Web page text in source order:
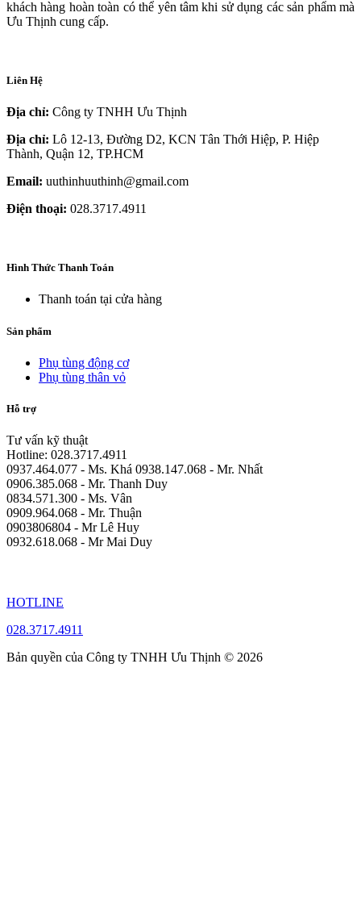
khách hàng hoàn toàn có thể yên tâm khi sử dụng các sản phẩm mà
Ưu Thịnh cung cấp.
Liên Hệ
Địa chỉ: Công ty TNHH Ưu Thịnh
Địa chỉ: Lô 12-13, Đường D2, KCN Tân Thới Hiệp, P. Hiệp
Thành, Quận 12, TP.HCM
Email: uuthinhuuthinh@gmail.com
Điện thoại: 028.3717.4911
Hình Thức Thanh Toán
Thanh toán tại cửa hàng
Sản phẩm
Phụ tùng động cơ
Phụ tùng thân vỏ
Hỗ trợ
Tư vấn kỹ thuật
Hotline: 028.3717.4911
0937.464.077 - Ms. Khá 0938.147.068 - Mr. Nhất
0906.385.068 - Mr. Thanh Duy
0834.571.300 - Ms. Vân
0909.964.068 - Mr. Thuận
0903806804 - Mr Lê Huy
0932.618.068 - Mr Mai Duy
HOTLINE
028.3717.4911
Bản quyền của Công ty TNHH Ưu Thịnh © 2026